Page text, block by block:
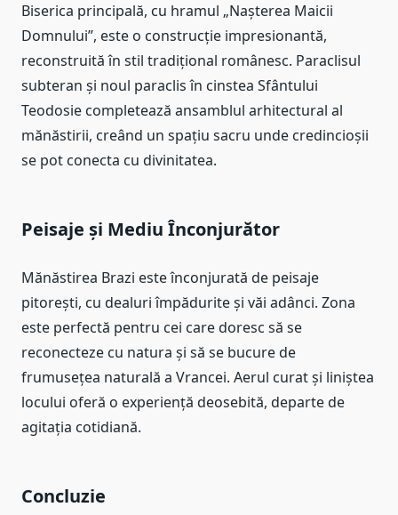
Biserica principală, cu hramul „Nașterea Maicii
Domnului”, este o construcție impresionantă,
reconstruită în stil tradițional românesc. Paraclisul
subteran și noul paraclis în cinstea Sfântului
Teodosie completează ansamblul arhitectural al
mănăstirii, creând un spațiu sacru unde credincioșii
se pot conecta cu divinitatea.
Peisaje și Mediu Înconjurător
Mănăstirea Brazi este înconjurată de peisaje
pitorești, cu dealuri împădurite și văi adânci. Zona
este perfectă pentru cei care doresc să se
reconecteze cu natura și să se bucure de
frumusețea naturală a Vrancei. Aerul curat și liniștea
locului oferă o experiență deosebită, departe de
agitația cotidiană.
Concluzie